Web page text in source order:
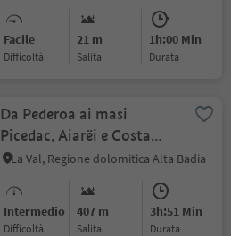
Facile
Difficoltà
21 m
Salita
1h:00 Min
durata
Da Pederoa ai masi
Picedac, Aiarëi e Costa
fino a Pederoa
La Val, Regione dolomitica Alta Badia
Intermedio
Difficoltà
407 m
Salita
3h:51 Min
durata